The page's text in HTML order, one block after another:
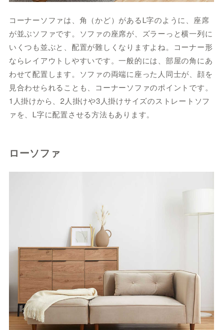
コーナーソファは、角（かど）があるL字のように、座席
が並ぶソファです。ソファの座席が、ズラーっと横一列に
いくつも並ぶと、配置が難しくなりますよね。コーナー形
ならレイアウトしやすいです。一般的には、部屋の角にあ
わせて配置します。ソファの両端に座った人同士が、顔を
見合わせられることも、コーナーソファのポイントです。
1人掛けから、2人掛けや3人掛けサイズのストレートソフ
ァを、L字に配置させる方法もあります。
ローソファ